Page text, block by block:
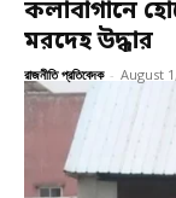
কলাবাগানে
মরদেহ উদ্ধার
রাজনীতি প্রতিবেদক - August